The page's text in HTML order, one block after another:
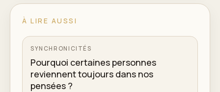
À LIRE AUSSI
SYNCHRONICITÉS
Pourquoi certaines personnes
reviennent toujours dans nos
pensées ?